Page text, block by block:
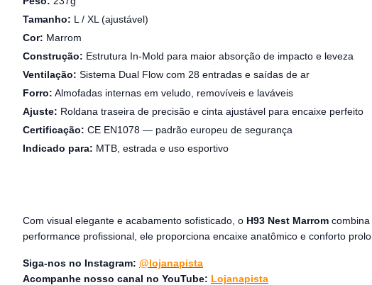
Tamanho: L / XL (ajustável)
Cor: Marrom
Construção: Estrutura In-Mold para maior absorção de impacto e leveza
Ventilação: Sistema Dual Flow com 28 entradas e saídas de ar
Forro: Almofadas internas em veludo, removíveis e laváveis
Ajuste: Roldana traseira de precisão e cinta ajustável para encaixe perfeito
Certificação: CE EN1078 — padrão europeu de segurança
Indicado para: MTB, estrada e uso esportivo
Com visual elegante e acabamento sofisticado, o H93 Nest Marrom
performance profissional, ele proporciona encaixe anatômico e conforto
Siga-nos no Instagram: @lojanapista
Acompanhe nosso canal no YouTube: Lojanapista